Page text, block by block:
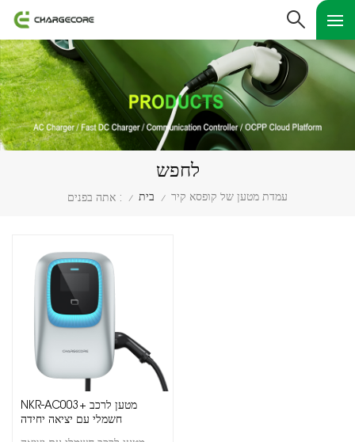
לחפש
אתה בפנים : / בית / עמדת מטען של קופסא קיר
NKR-AC003+ מטען לרכב
חשמלי עם יציאה יחידה